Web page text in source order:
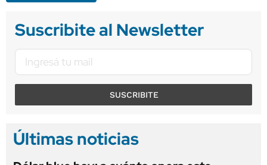
Suscribite al Newsletter
SUSCRIBITE
Últimas noticias